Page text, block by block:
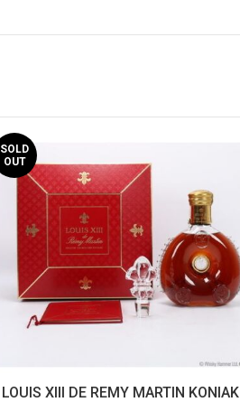
SOLD
OUT
LOUIS XIII DE REMY MARTIN ΚΟΝΙΑΚ